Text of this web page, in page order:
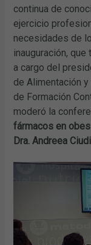
continua de
ejercicio
necesidades de
inauguración,
a cargo del
de Alimentación
de Formación
moderó la
fármacos en
Dra. Andreea